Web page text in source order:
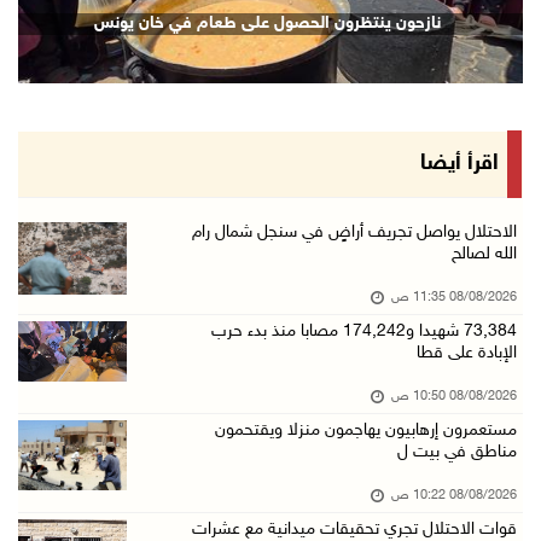
08/آب/2026 09:38 ص
3 إصابات برصاص الاحتلال شمال خان يونس
ارتفاع أسعار النفط
أبرز عناوين الصحف الفلسطينية
حالة الطقس: ارتفاع طفيف وموجة حر شديدة اعتبار ...
قوات الاحتلال تقتحم بيت فجار جنوب بيت لحم
07/آب/2026 11:49 م
أسعار الغذاء العالمية عند أعلى مستوى منذ 3 سن ...
نازحون ينتظرون الحصول على طعام في خان يونس
اقرأ أيضا
الاحتلال يواصل تجريف أراضٍ في سنجل شمال رام
الله لصالح
08/08/2026 11:35 ص
73,384 شهيدا و174,242 مصابا منذ بدء حرب
الإبادة على قطا
08/08/2026 10:50 ص
مستعمرون إرهابيون يهاجمون منزلا ويقتحمون
مناطق في بيت ل
08/08/2026 10:22 ص
قوات الاحتلال تجري تحقيقات ميدانية مع عشرات